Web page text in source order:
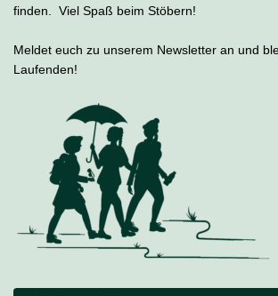
finden. Viel Spaß beim Stöbern!
Meldet euch zu unserem Newsletter an und
Laufenden!